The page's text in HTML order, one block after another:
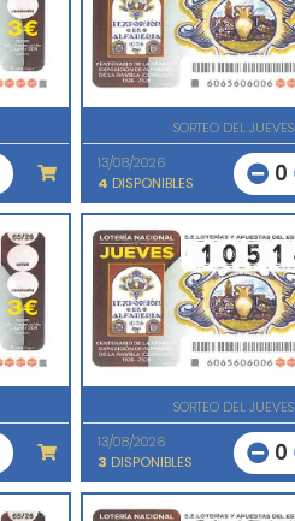
SORTEO DEL JUEVES
13/08/2026
4 DISPONIBLES 0
SORTEO DEL JUEVES
13/08/2026
3 DISPONIBLES 0